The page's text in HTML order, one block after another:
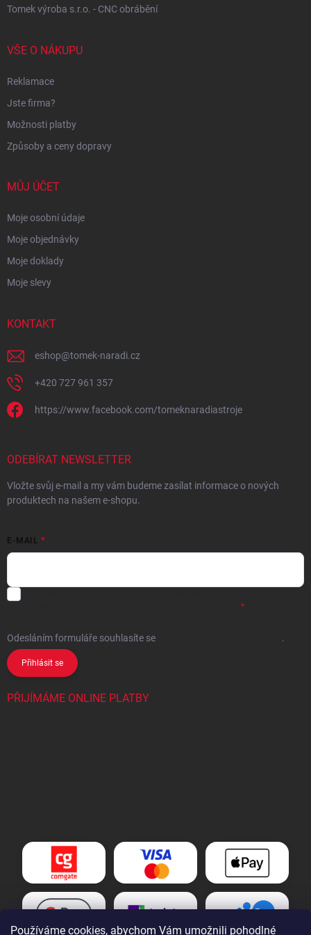
Používáme cookies, abychom Vám umožnili pohodlné
Tomek výroba s.r.o. - CNC obrábění
VŠE O NÁKUPU
Reklamace
Jste firma?
Možnosti platby
Způsoby a ceny dopravy
MŮJ ÚČET
Moje osobní údaje
Moje objednávky
Moje doklady
Moje slevy
KONTAKT
eshop@tomek-naradi.cz
+420 727 961 357
https://www.facebook.com/tomeknaradiastroje
ODEBÍRAT NEWSLETTER
Vložte svůj e-mail a my vám budeme zasílat informace o nových
produktech na našem e-shopu.
E-MAIL
Odesláním formuláře souhlasíte se .
Přihlásit se
PŘIJÍMÁME ONLINE PLATBY